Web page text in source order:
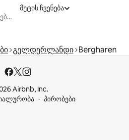
დასასვენებელი საცხოვრებლები
მეტის ჩვენება
გელდერლანდი Bergharen
Airbnb, Inc.
პირობები